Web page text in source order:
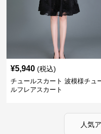
¥5,940 (税込)
チュールスカート 波模様チュ
ルフレアスカート
人気